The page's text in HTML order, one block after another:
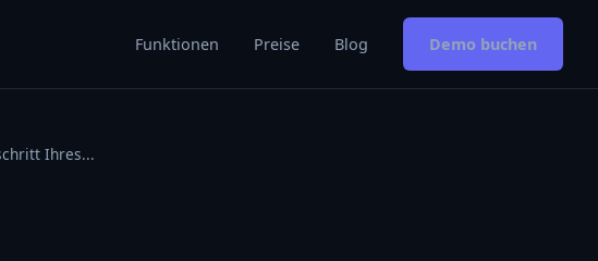
Funktionen Preise Blog Demo buchen
Ihres...